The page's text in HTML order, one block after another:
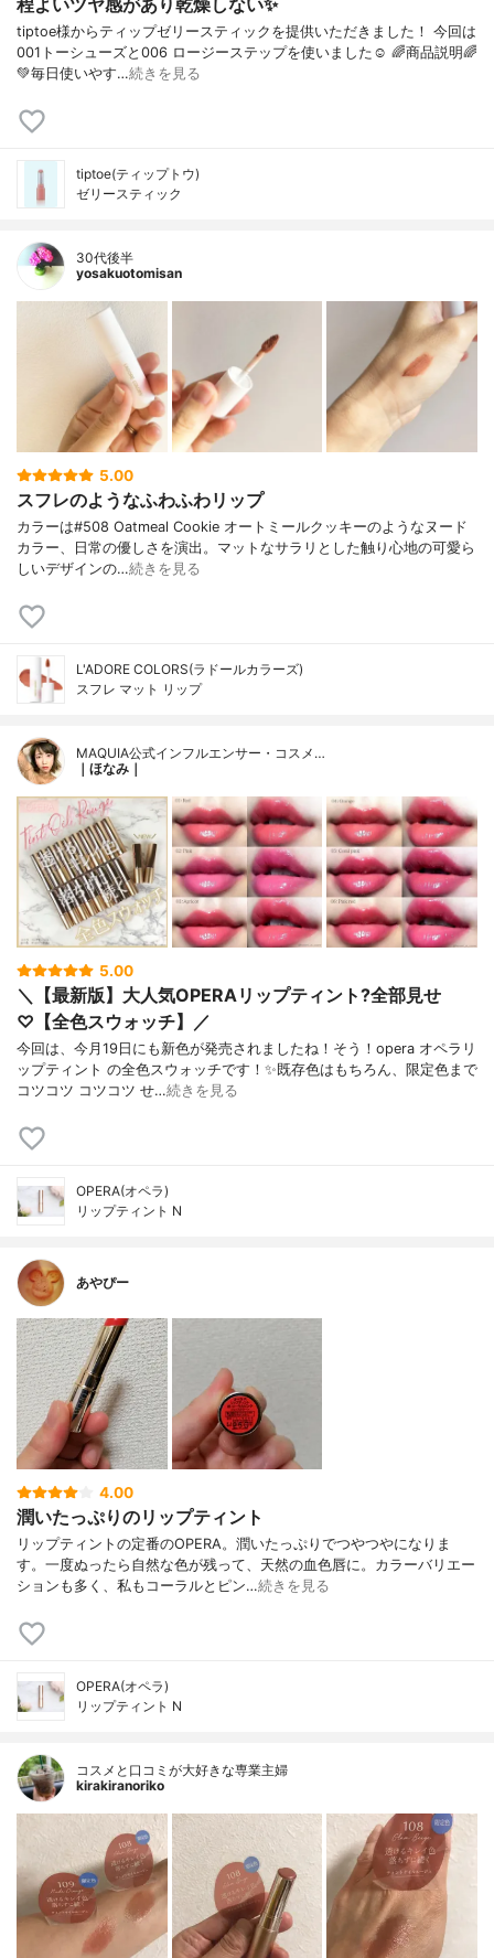
tiptoe様からティップゼリースティックを提供いただきました！ 今回は
001トーシューズと006 ロージーステップを使いました☺︎ 🌈商品説明🌈
💚毎日使いやす…続きを見る
tiptoe(ティップトウ)
ゼリースティック
30代後半
yosakuotomisan
5.00
スフレのようなふわふわリップ
カラーは#508 Oatmeal Cookie オートミールクッキーのようなヌード
カラー、日常の優しさを演出。マットなサラリとした触り心地の可愛ら
しいデザインの…続きを見る
L'ADORE COLORS(ラドールカラーズ)
スフレ マット リップ
MAQUIA公式インフルエンサー・コスメ…
｜ほなみ｜
5.00
＼【最新版】大人気OPERAリップティント?全部見せ
♡【全色スウォッチ】／
今回は、今月19日にも新色が発売されましたね！そう！opera オペラリ
ップティント の全色スウォッチです！✨既存色はもちろん、限定色まで
コツコツ コツコツ せ…続きを見る
OPERA(オペラ)
リップティント N
あやぴー
4.00
潤いたっぷりのリップティント
リップティントの定番のOPERA。潤いたっぷりでつやつやになりま
す。一度ぬったら自然な色が残って、天然の血色唇に。カラーバリエー
ションも多く、私もコーラルとピン…続きを見る
OPERA(オペラ)
リップティント N
コスメと口コミが大好きな専業主婦
kirakiranoriko